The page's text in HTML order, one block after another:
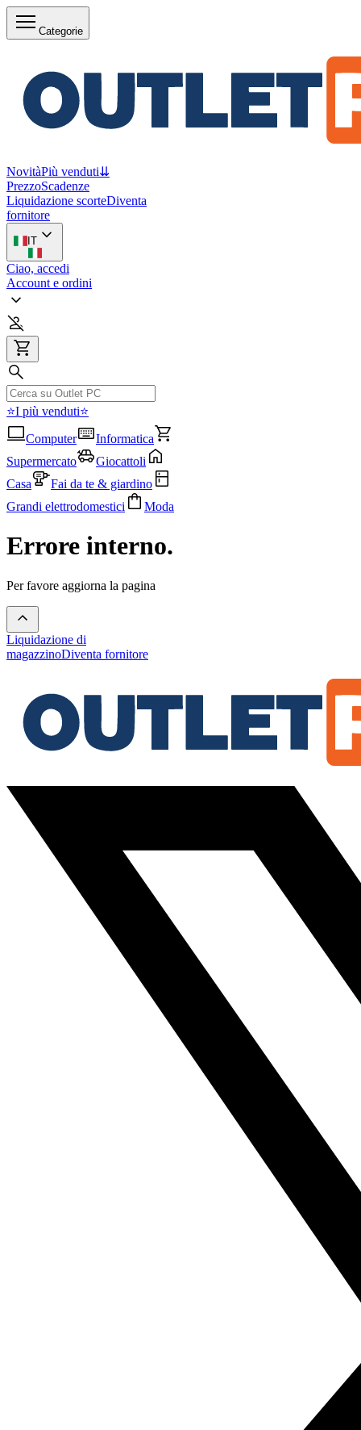
Categorie
NovitàPiù venduti⇊
PrezzoScadenze
Liquidazione scorteDiventa
fornitore
IT
Ciao, accedi
Account e ordini
⭐I più venduti⭐
Computer
Informatica
Supermercato
Giocattoli
Casa
Fai da te & giardino
Grandi elettrodomestici
Moda
Errore interno.
Per favore aggiorna la pagina
Liquidazione di
magazzinoDiventa fornitore